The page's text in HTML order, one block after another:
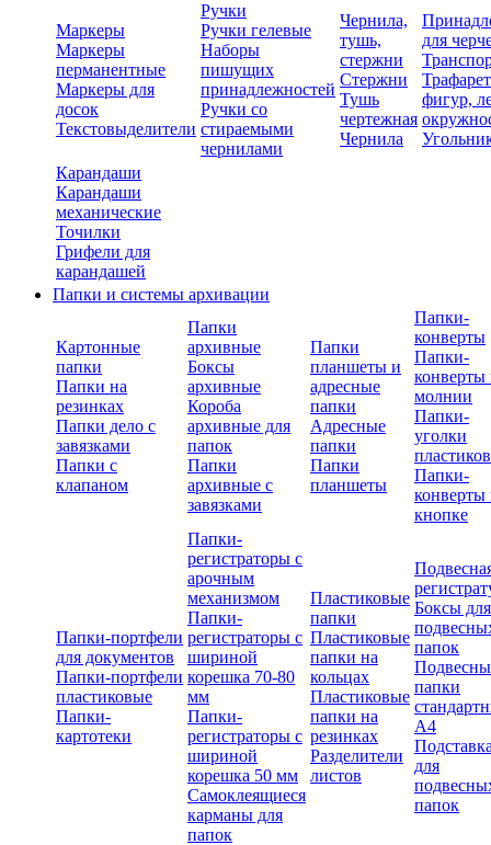
Маркеры
Маркеры
перманентные
Маркеры для
досок
Текстовыделители
Ручки
Ручки гелевые
Наборы
пишущих
принадлежностей
Ручки со
стираемыми
чернилами
Чернила,
тушь,
стержни
Стержни
Тушь
чертежная
Чернила
для
фигур,
Карандаши
Карандаши
механические
Точилки
Грифели для
карандашей
Папки и системы архивации
Картонные
папки
Папки на
резинках
Папки дело с
завязками
Папки с
клапаном
Папки
архивные
Боксы
архивные
Короба
архивные для
папок
Папки
архивные с
завязками
Папки
планшеты и
адресные
папки
Адресные
папки
Папки
планшеты
Папки-
конверты
Папки-
конверты
молнии
Папки-
уголки
Папки-
конверты
кнопке
Папки-портфели
для документов
Папки-портфели
пластиковые
Папки-
картотеки
Папки-
регистраторы с
арочным
механизмом
Папки-
регистраторы с
шириной
корешка 70-80
мм
Папки-
регистраторы с
шириной
корешка 50 мм
Самоклеящиеся
карманы для
папок
Пластиковые
папки
Пластиковые
папки на
кольцах
Пластиковые
папки на
резинках
Разделители
листов
Боксы для
папок
папки
А4
для
папок